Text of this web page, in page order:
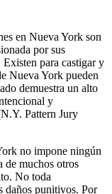
en Nueva York son
por sus
para castigar y
Nueva York pueden
demuestra un alto
y
Pattern Jury
no impone ningún
de muchos otros
No toda
daños punitivos. Por